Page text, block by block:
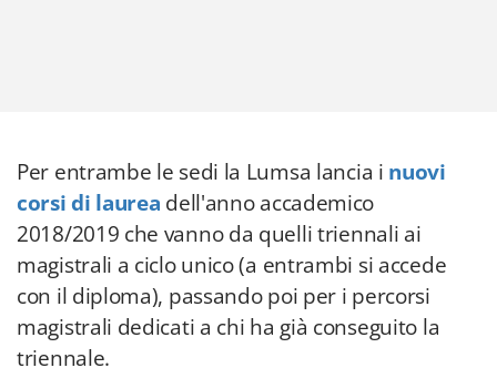
Per entrambe le sedi la Lumsa lancia i nuovi
corsi di laurea dell'anno accademico
2018/2019 che vanno da quelli triennali ai
magistrali a ciclo unico (a entrambi si accede
con il diploma), passando poi per i percorsi
magistrali dedicati a chi ha già conseguito la
triennale.